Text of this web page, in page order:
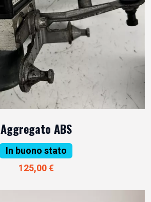
Aggregato ABS
In buono stato
125,00 €